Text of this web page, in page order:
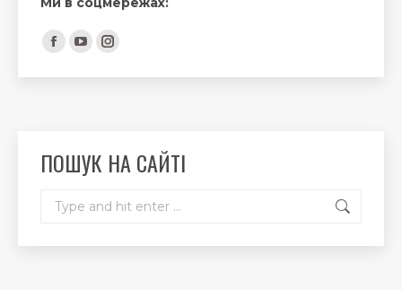
Find us on:
Facebook
page
window
YouTube
page
window
Instagram
page
window
ПОШУК НА САЙТІ